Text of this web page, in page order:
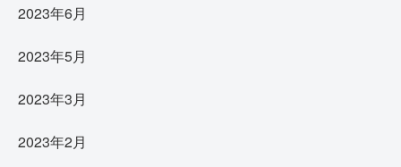
2023年6月
2023年5月
2023年3月
2023年2月